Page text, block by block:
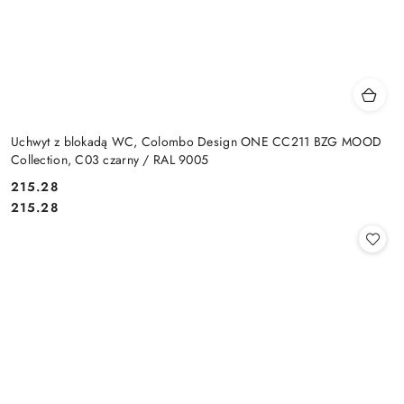
Uchwyt z blokadą WC, Colombo Design ONE CC211 BZG MOOD
Collection, C03 czarny / RAL 9005
Cena:
215.28
Cena:
215.28